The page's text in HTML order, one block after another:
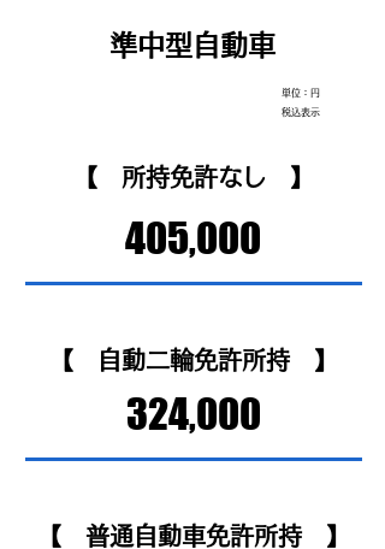
準中型自動車
単位：円
税込表示
【 ​所持免許なし 】
405,000
【 自動二輪免許所持】
324,000
【 普通自動車免許所持 】